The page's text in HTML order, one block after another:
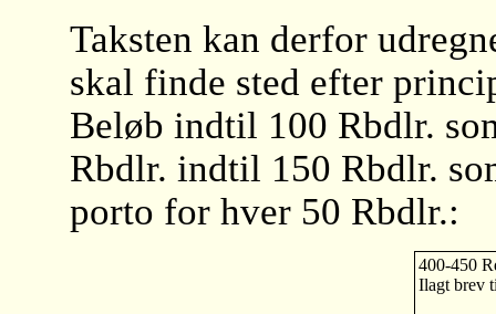
Taksten kan derfor
skal finde sted efter
Beløb indtil 100 Rbdlr.
Rbdlr. indtil 150 Rbdlr.
porto for hver 50 Rbdlr.:
400-450
Ilagt brev